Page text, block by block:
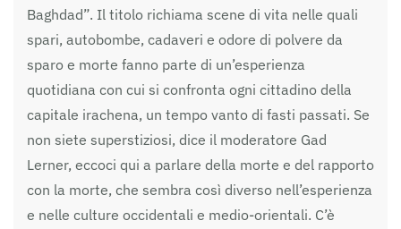
Baghdad”. Il titolo richiama scene di vita nelle quali
spari, autobombe, cadaveri e odore di polvere da
sparo e morte fanno parte di un’esperienza
quotidiana con cui si confronta ogni cittadino della
capitale irachena, un tempo vanto di fasti passati. Se
non siete superstiziosi, dice il moderatore Gad
Lerner, eccoci qui a parlare della morte e del rapporto
con la morte, che sembra così diverso nell’esperienza
e nelle culture occidentali e medio-orientali. C’è